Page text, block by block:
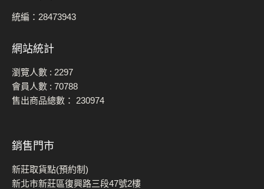
統編：28473943
網站統計
瀏覽人數 : 2297
會員人數 : 70788
售出商品總數： 230974
銷售門市
新莊取貨點(預約制)
新北市新莊區復興路三段47號2樓